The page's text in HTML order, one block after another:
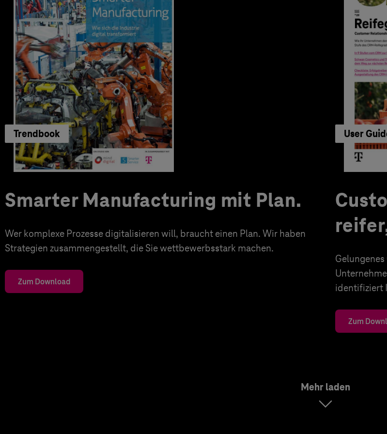
Trendbook
Smarter Manufacturing mit Plan.
Wer komplexe Prozesse digitalisieren will, braucht einen Plan. Wir haben
Strategien zusammengestellt, die Sie wettbewerbsstark machen.
Zum Download
User
identifiziert
Zum
Mehr laden